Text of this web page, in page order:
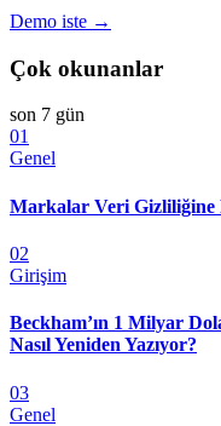
Demo iste →
Çok okunanlar
son 7 gün
01
Genel
Markalar Veri Gizliliğine
02
Girişim
Beckham’ın 1 Milyar
Nasıl Yeniden Yazıyor?
03
Genel